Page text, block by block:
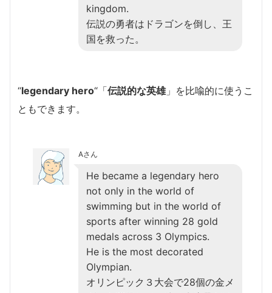
kingdom.
伝説の勇者はドラゴンを倒し、王
国を救った。
“legendary hero“「伝説的な英雄」を比喩的に使うこ
ともできます。
Aさん
He became a legendary hero
not only in the world of
swimming but in the world of
sports after winning 28 gold
medals across 3 Olympics.
He is the most decorated
Olympian.
オリンピック３大会で28個の金メ